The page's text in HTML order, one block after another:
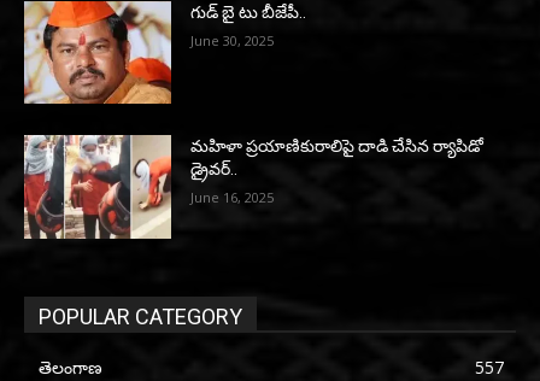
గుడ్ బై టు బీజేపీ..
June 30, 2025
మహిళా ప్రయాణికురాలిపై దాడి చేసిన ర్యాపిడో
డ్రైవర్‌..
June 16, 2025
POPULAR CATEGORY
తెలంగాణ
557